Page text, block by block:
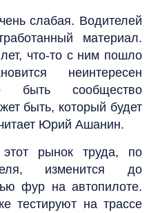
слабая. Водителей
материал.
что-то с ним пошло
неинтересен
быть сообщество
быть, который будет
Юрий Ашанин.
рынок труда, по
изменится до
фур на автопилоте.
тестируют на трассе